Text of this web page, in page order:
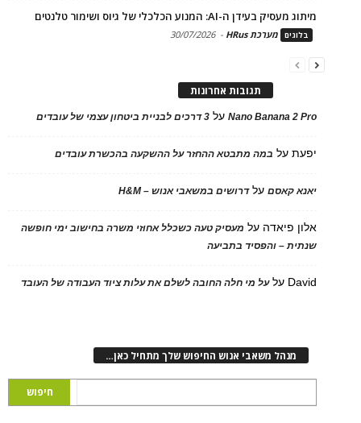
מיתוג מעסיק בעידן ה-AI: המנוע הכלכלי של גיוס ושימור טלנטים
בלוגים מערכת HRus -
30/07/2026
תגובות אחרונות
Nano Banana 2 Proעל 3 דרכים לבניית ביטחון עצמי של עובדים
יפעתעל במה מתבטא ההחזר על ההשקעה בהכשרת עובדים
יאנא קאסםעלדרושים במשאבי אנוש – H&M
אלון פיאדה על מעסיק טעה כשכלל אחוזי משרה בחישוב ימי חופשה
שנתית – והפסיד בתביעה
David עלעל מי חלה החובה לשלם את עלות ציוד העבודה של העובד
מנהל משאבי אנוש החיפוש שלך מתחיל כאן…